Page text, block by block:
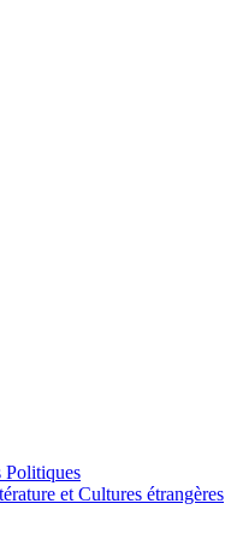
Politiques
et Cultures étrangères